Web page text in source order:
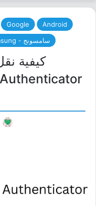
Android
Google
سامسونج - Samsung